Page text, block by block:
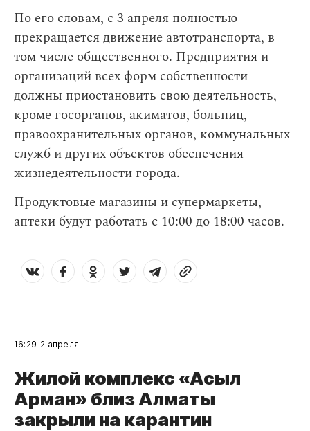
По его словам, с 3 апреля полностью
прекращается движение автотранспорта, в
том числе общественного. Предприятия и
организаций всех форм собственности
должны приостановить свою деятельность,
кроме госорганов, акиматов, больниц,
правоохранительных органов, коммунальных
служб и других объектов обеспечения
жизнедеятельности города.
Продуктовые магазины и супермаркеты,
аптеки будут работать с 10:00 до 18:00 часов.
16:29 2 апреля
Жилой комплекс «Асыл
Арман» близ Алматы
закрыли на карантин